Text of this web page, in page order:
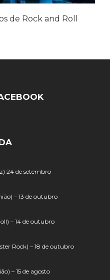
de Rock and Roll
24 de setembro
– 13 de outubro
– 14 de outubro
Rock) – 18 de outubro
– 15 de agosto